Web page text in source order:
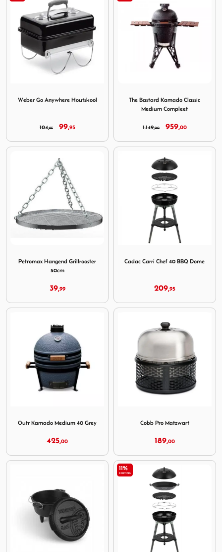
Weber Go Anywhere Houtskool
104,95 99,95
The Bastard Kamado Classic
Medium Compleet
1.149,00 959,00
Petromax Hangend Grillrooster
50cm
39,99
Cadac Carri Chef 40 BBQ Dome
209,95
Outr Kamado Medium 40 Grey
425,00
Cobb Pro Matzwart
189,00
11%
KORTING